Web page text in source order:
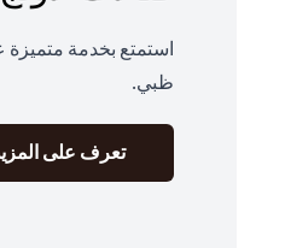
استمتع بخدمة متميزة
ظبي.
تعرف على